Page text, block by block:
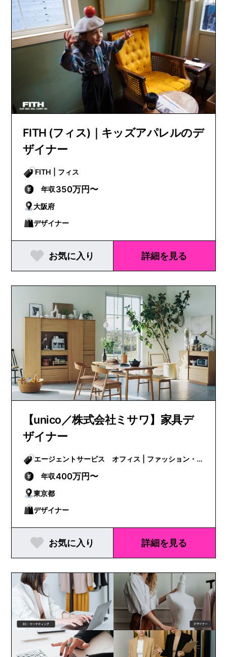
FITH (フィス)｜キッズアパレルのデ
ザイナー
FITH | フィス
年収350万円〜
大阪府
デザイナー
お気に入り 詳細を見る
【unico／株式会社ミサワ】家具デ
ザイナー
エージェントサービス オフィス | ファッション・
ビューティー
年収400万円〜
東京都
デザイナー
お気に入り 詳細を見る